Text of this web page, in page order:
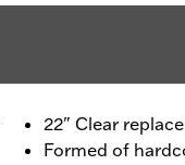
22" Clear
Formed of